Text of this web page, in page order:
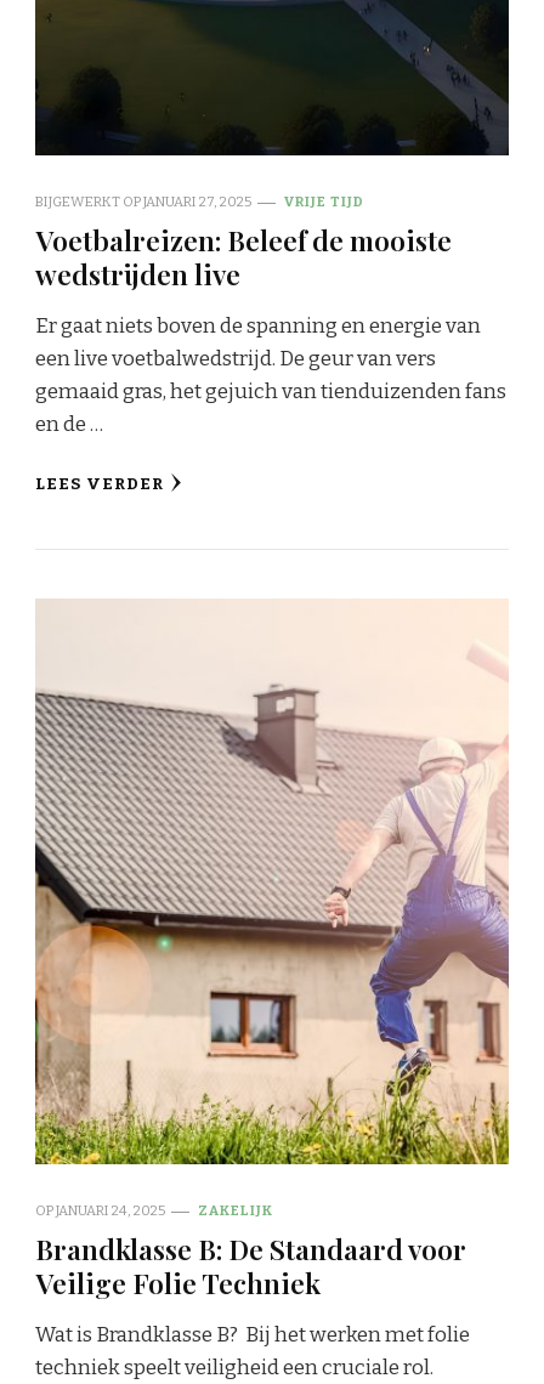
BIJGEWERKT OPJANUARI 27, 2025 VRIJE TIJD
Voetbalreizen: Beleef de mooiste
wedstrijden live
Er gaat niets boven de spanning en energie van
een live voetbalwedstrijd. De geur van vers
gemaaid gras, het gejuich van tienduizenden fans
en de …
LEES VERDER
OPJANUARI 24, 2025 ZAKELIJK
Brandklasse B: De Standaard voor
Veilige Folie Techniek
Wat is Brandklasse B? Bij het werken met folie
techniek speelt veiligheid een cruciale rol.